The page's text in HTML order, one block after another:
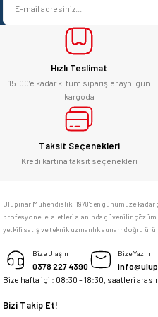
Ürün fiyatı diğer sitelerden daha
Bu ürüne benzer farklı alternatifler
başarılı. hayırlı işler. teşekkürler.
yücel çağatay uzun | 12/06/2026
Kesinlikle orjinal ürün, güvenerek
alabilirsiniz.
E... Ü... | 10/06/2026
Bosch marka alet alacaksam kesinlikle
adresim Ulupınar.com.tr
memnun kaldım
Deneyimini Paylaş
Hızlı Teslimat
15:00’e kadar ki tüm siparişler aynı gün
kargoda
Taksit Seçenekleri
Kredi kartına taksit seçenekleri
Ulupınar Mühendislik, 1978'den günümüze
profesyonel el aletleri alanında güvenilir
yetkili satış ve teknik uzmanlık sunar; doğru
Bize Ulaşın
0378 227 4390
Bize Yazın
Bize hafta içi : 08:30 - 18:30, saatleri
Bizi Takip Et!